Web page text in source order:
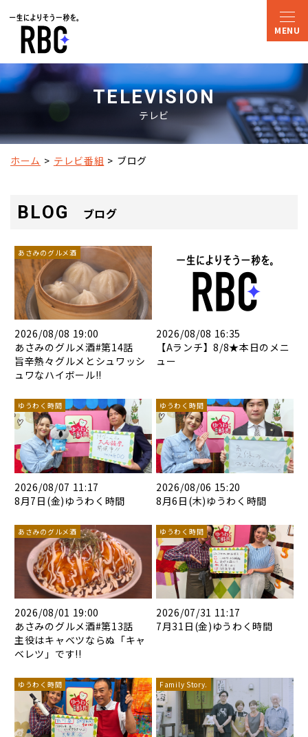
TELEVISION
テレビ
ホーム テレビ番組 ブログ
BLOG ブログ
あさみのグルメ酒
2026/08/08 19:00
あさみのグルメ酒#第14話
旨辛熱々グルメとシュワッシ
ュワなハイボール!!
2026/08/08 16:35
【Aランチ】8/8★本日のメニ
ュー
ゆうわく時間
2026/08/07 11:17
8月7日(金)ゆうわく時間
ゆうわく時間
2026/08/06 15:20
8月6日(木)ゆうわく時間
あさみのグルメ酒
2026/08/01 19:00
あさみのグルメ酒#第13話
主役はキャベツならぬ「キャ
ベレツ」です!!
ゆうわく時間
2026/07/31 11:17
7月31日(金)ゆうわく時間
ゆうわく時間 Family Story.